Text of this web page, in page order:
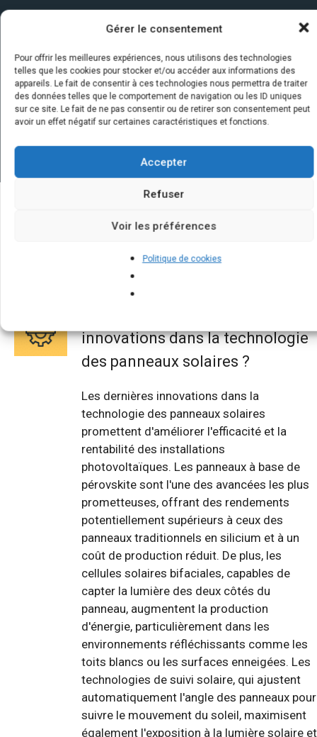
Gérer le consentement
Pour offrir les meilleures expériences, nous utilisons des technologies
telles que les cookies pour stocker et/ou accéder aux informations des
appareils. Le fait de consentir à ces technologies nous permettra de traiter
des données telles que le comportement de navigation ou les ID uniques
sur ce site. Le fait de ne pas consentir ou de retirer son consentement peut
avoir un effet négatif sur certaines caractéristiques et fonctions.
Accepter
Refuser
Voir les préférences
Politique de cookies
Quelques infos sur nos centrales
solaires : questions et réponses
innovations dans la technologie
des panneaux solaires ?
Les dernières innovations dans la
technologie des panneaux solaires
promettent d'améliorer l'efficacité et la
rentabilité des installations
photovoltaïques. Les panneaux à base de
pérovskite sont l'une des avancées les plus
prometteuses, offrant des rendements
potentiellement supérieurs à ceux des
panneaux traditionnels en silicium et à un
coût de production réduit. De plus, les
cellules solaires bifaciales, capables de
capter la lumière des deux côtés du
panneau, augmentent la production
d'énergie, particulièrement dans les
environnements réfléchissants comme les
toits blancs ou les surfaces enneigées. Les
technologies de suivi solaire, qui ajustent
automatiquement l'angle des panneaux pour
suivre le mouvement du soleil, maximisent
également l'exposition à la lumière solaire et